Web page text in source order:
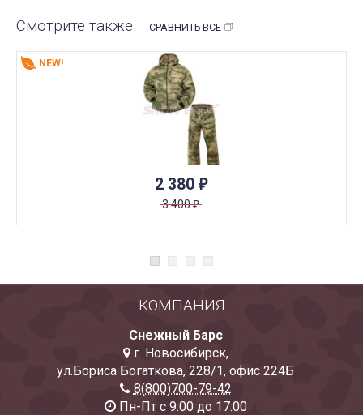
Смотрите также СРАВНИТЬ ВСЕ
2 380 ₽
3 400₽
NEW!
КОМПАНИЯ
Снежный Барс
г. Новосибирск,
ул.Бориса Богаткова, 228/1, офис 224Б
8(800)700-79-42
Пн-Пт с 9:00 до 17:00